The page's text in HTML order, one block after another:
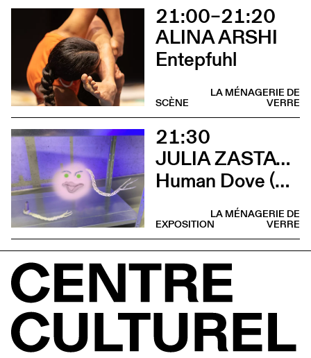
21:00–21:20
ALINA ARSHI
Entepfuhl
LA MÉNAGERIE DE
VERRE
SCÈNE
21:30
JULIA ZASTAVA
Human Dove (Concert Abdominal Marmalade Agency)
LA MÉNAGERIE DE
VERRE
EXPOSITION